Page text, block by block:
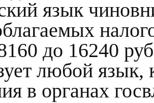
язык
до 16240
любой язык,
в органах